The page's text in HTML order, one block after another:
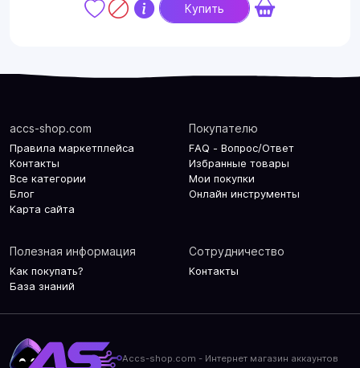
Купить
accs-shop.com
Правила маркетплейса
Контакты
Все категории
Блог
Карта сайта
Покупателю
FAQ - Вопрос/Ответ
Избранные товары
Мои покупки
Онлайн инструменты
Полезная информация
Как покупать?
База знаний
Сотрудничество
Контакты
Accs-shop.com - Интернет магазин аккаунтов